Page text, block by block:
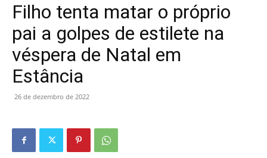
Filho tenta matar o próprio
pai a golpes de estilete na
véspera de Natal em
Estância
26 de dezembro de 2022